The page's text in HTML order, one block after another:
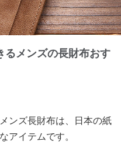
るメンズの長財布おす
ンズ長財布は、日本の紙
アイテムです。